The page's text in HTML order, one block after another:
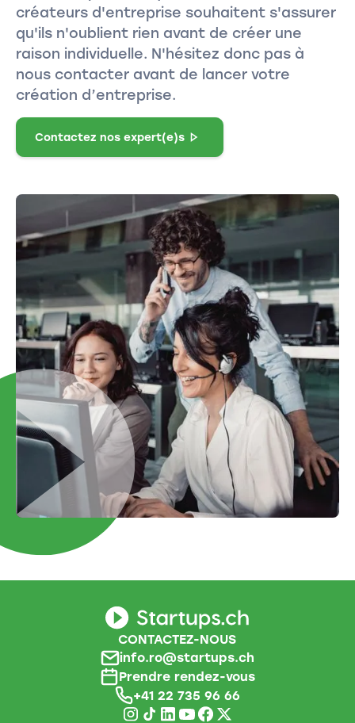
créateurs d'entreprise souhaitent s'assurer
qu'ils n'oublient rien avant de créer une
raison individuelle. N'hésitez donc pas à
nous contacter avant de lancer votre
création d’entreprise.
Contactez nos expert(e)s
CONTACTEZ-NOUS
info.ro@startups.ch
Prendre rendez-vous
+41 22 735 96 66